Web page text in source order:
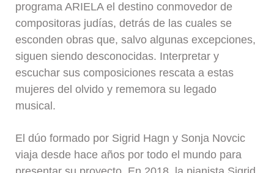
programa ARIELA el destino conmovedor de
compositoras judías, detrás de las cuales se
esconden obras que, salvo algunas excepciones,
siguen siendo desconocidas. Interpretar y
escuchar sus composiciones rescata a estas
mujeres del olvido y rememora su legado
musical.
El dúo formado por Sigrid Hagn y Sonja Novcic
viaja desde hace años por todo el mundo para